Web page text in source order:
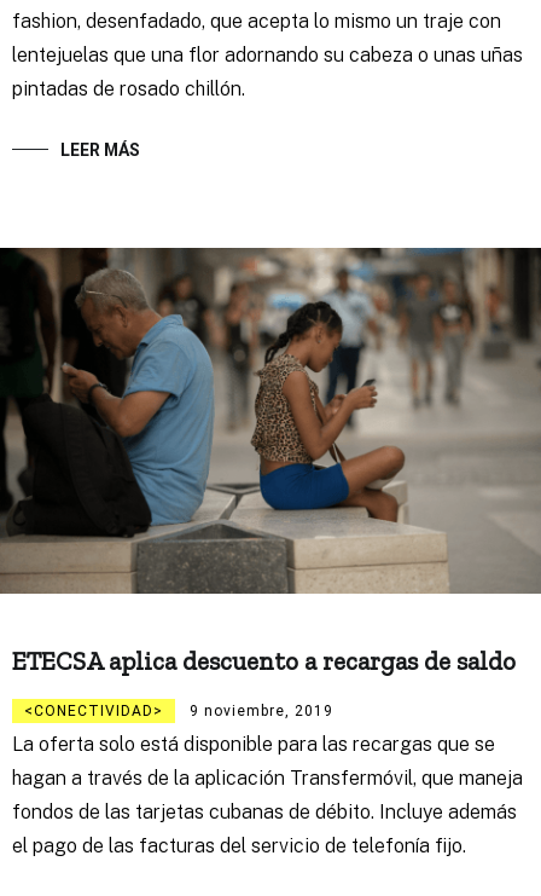
fashion, desenfadado, que acepta lo mismo un traje con
lentejuelas que una flor adornando su cabeza o unas uñas
pintadas de rosado chillón.
LEER MÁS
ETECSA aplica descuento a recargas de saldo
CONECTIVIDAD 9 noviembre, 2019
La oferta solo está disponible para las recargas que se
hagan a través de la aplicación Transfermóvil, que maneja
fondos de las tarjetas cubanas de débito. Incluye además
el pago de las facturas del servicio de telefonía fijo.